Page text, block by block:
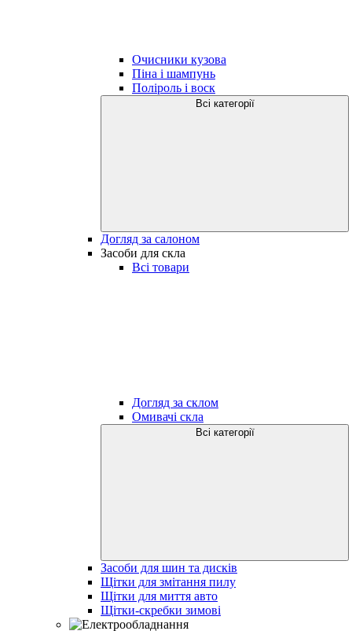
Очисники кузова
Піна і шампунь
Поліроль і воск
Всі категорії
Догляд за салоном
Засоби для скла
Всі товари
Догляд за склом
Омивачі скла
Всі категорії
Засоби для шин та дисків
Щітки для змітання пилу
Щітки для миття авто
Щітки-скребки зимові